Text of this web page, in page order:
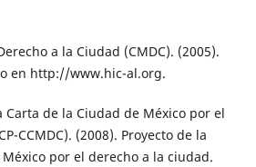
a la Ciudad (CMDC). (2005).
en http://www.hic-al.org.
Carta de la Ciudad de México por el
CCMDC). (2008). Proyecto de la
por el derecho a la ciudad.